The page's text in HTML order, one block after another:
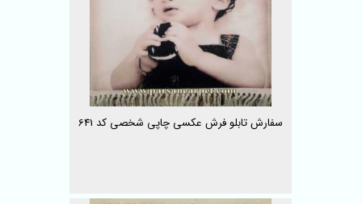
سفارش تابلو فرش عکسی چاپی شخصی کد 641